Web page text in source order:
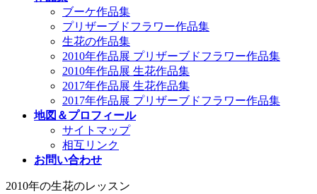
ブーケ作品集
プリザーブドフラワー作品集
生花の作品集
2010年作品展 プリザーブドフラワー作品集
2010年作品展 生花作品集
2017年作品展 生花作品集
2017年作品展 プリザーブドフラワー作品集
地図＆プロフィール
サイトマップ
相互リンク
お問い合わせ
2010年の生花のレッスン